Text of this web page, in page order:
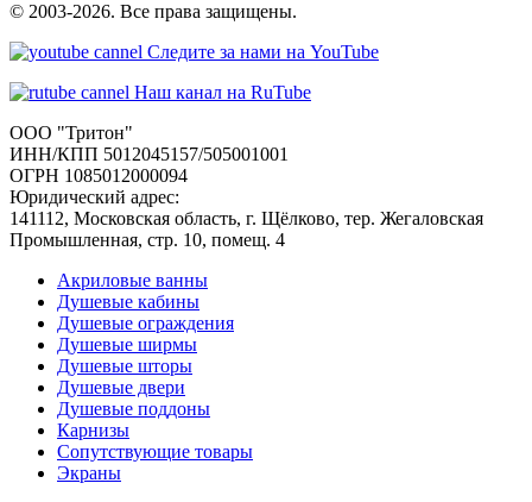
© 2003-2026. Все права защищены.
Следите за нами на YouTube
Наш канал на RuTube
ООО "Тритон"
ИНН/КПП 5012045157/505001001
ОГРН 1085012000094
Юридический адрес:
141112, Московская область, г. Щёлково, тер. Жегаловская
Промышленная, стр. 10, помещ. 4
Акриловые ванны
Душевые кабины
Душевые ограждения
Душевые ширмы
Душевые шторы
Душевые двери
Душевые поддоны
Карнизы
Сопутствующие товары
Экраны